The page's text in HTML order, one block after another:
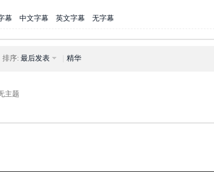
幕 中文字幕 英文字幕 无字幕
排序: 最后发表 精华
主题